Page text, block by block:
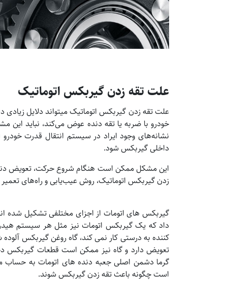
علت تقه زدن گیربکس اتوماتیک
علت تقه زدن گیربکس اتوماتیک میتواند دلایل
خودرو با ضربه یا تقه دنده عوض می‌کند، نباید این
نشانه‌های وجود ایراد در سیستم انتقال قدرت
داخلی گیربکس شود.
زدن گیربکس اتوماتیک، روش عیب‌یابی و راه‌های
گیربکس های اتومات از اجزای مختلفی تشکیل شده
داد که یک گیربکس اتومات نیز مثل هر سیستم
کننده به درستی کار نمی کند، گاه روغن گیربکس
تعویض دارد و گاه نیز ممکن است قطعات گیربکس
گرما دشمن اصلی جعبه دنده های اتومات به حساب
است چگونه باعث تقه زدن گیربکس شوند.